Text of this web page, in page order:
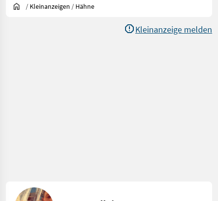
/ Kleinanzeigen / Hähne
Kleinanzeige melden